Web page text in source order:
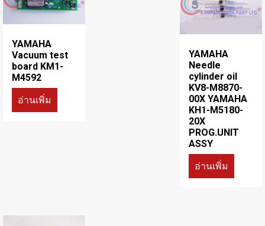
YAMAHA
Vacuum test
board KM1-
M4592
อ่านเพิ่ม
YAMAHA
Needle
cylinder oil
KV8-M8870-
00X YAMAHA
KH1-M5180-
20X
PROG.UNIT
ASSY
อ่านเพิ่ม